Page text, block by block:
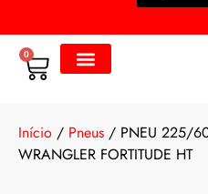
0
Início / Pneus / PNEU 225/
WRANGLER FORTITUDE HT